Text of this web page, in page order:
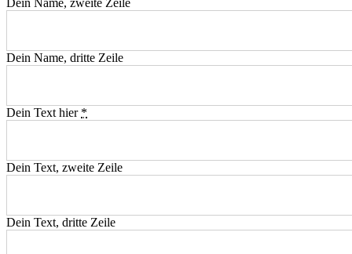
Dein Name, zweite Zeile
Dein Name, dritte Zeile
Dein Text hier *
Dein Text, zweite Zeile
Dein Text, dritte Zeile